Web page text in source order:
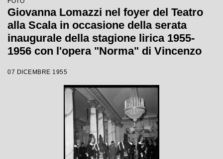
Giovanna Lomazzi nel foyer del Teatro
alla Scala in occasione della serata
inaugurale della stagione lirica 1955-
1956 con l'opera "Norma" di Vincenzo
regia di Margherita Wallmann
07 DICEMBRE 1955